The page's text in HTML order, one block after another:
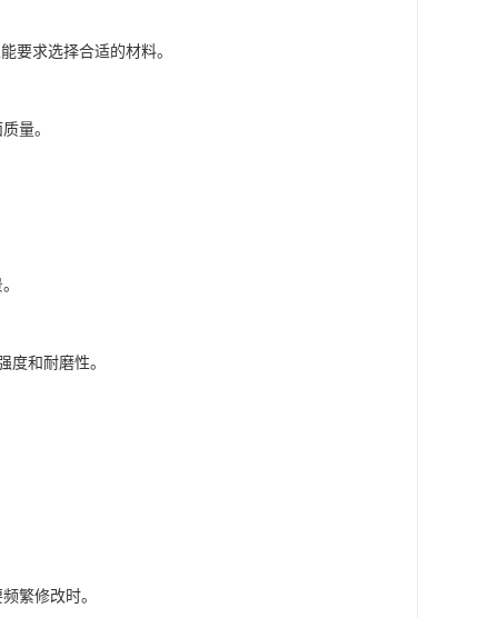
要求选择合适的材料。
量。
和耐磨性。
繁修改时。